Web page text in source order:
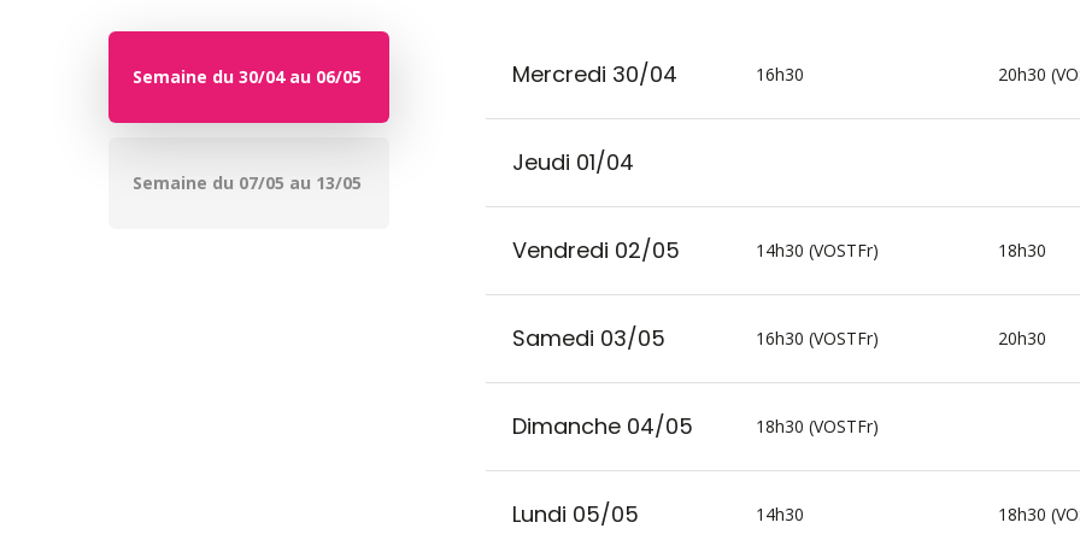
Semaine du 30/04 au 06/05
Semaine du 07/05 au 13/05
Mercredi 30/04 16h30 20h30
Jeudi 01/04
Vendredi 02/05 14h30 (VOSTFr) 18h30
Samedi 03/05 16h30 (VOSTFr) 20h30
Dimanche 04/05 18h30 (VOSTFr)
Lundi 05/05 14h30 18h30